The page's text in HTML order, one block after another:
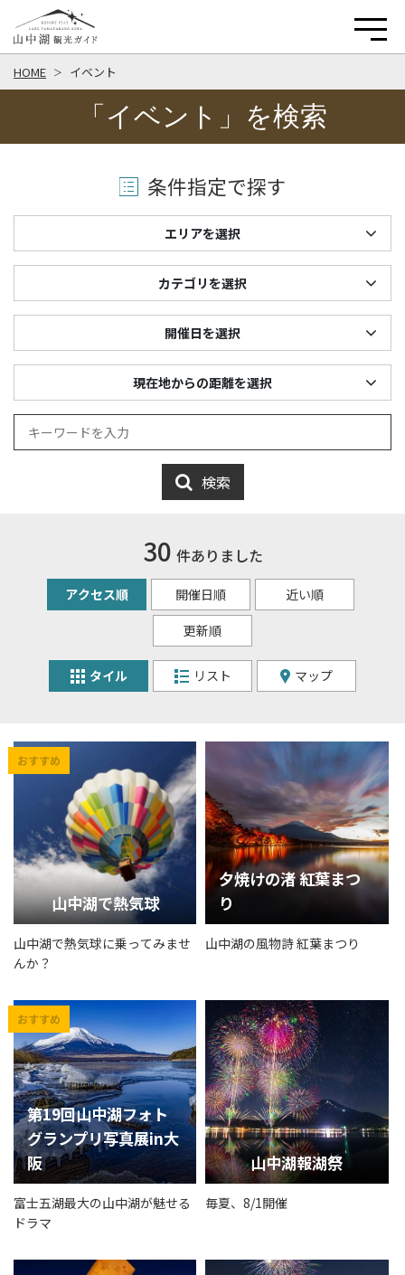
HOME イベント
「イベント」を検索
条件指定で探す
エリアを選択
カテゴリを選択
開催日を選択
現在地からの距離を選択
検索
30 件ありました
アクセス順 開催日順
近い順
更新順
タイル リスト マップ
山中湖で熱気球
山中湖で熱気球に乗ってみませ
んか？
夕焼けの渚 紅葉まつ
り
山中湖の風物詩 紅葉まつり
第19回山中湖フォト
グランプリ写真展in大
阪
富士五湖最大の山中湖が魅せる
ドラマ
山中湖報湖祭
毎夏、8/1開催